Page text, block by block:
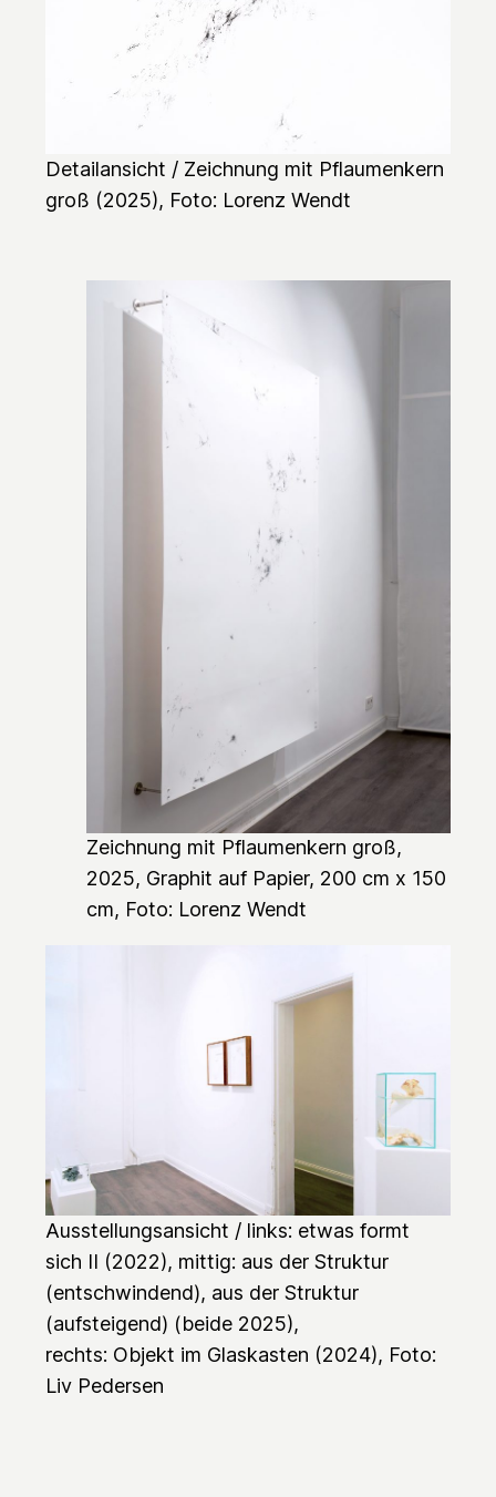
Detailansicht / Zeichnung mit Pflaumenkern
groß (2025), Foto: Lorenz Wendt
Zeichnung mit Pflaumenkern groß,
2025, Graphit auf Papier, 200 cm x 150
cm, Foto: Lorenz Wendt
Ausstellungsansicht / links: etwas formt
sich II (2022), mittig: aus der Struktur
(entschwindend), aus der Struktur
(aufsteigend) (beide 2025),
rechts: Objekt im Glaskasten (2024), Foto:
Liv Pedersen